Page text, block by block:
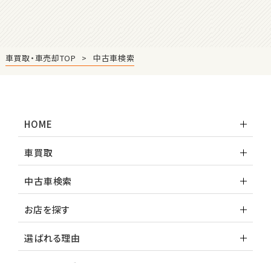
車買取・車売却TOP 中古車検索
HOME
車買取
中古車検索
お店を探す
選ばれる理由